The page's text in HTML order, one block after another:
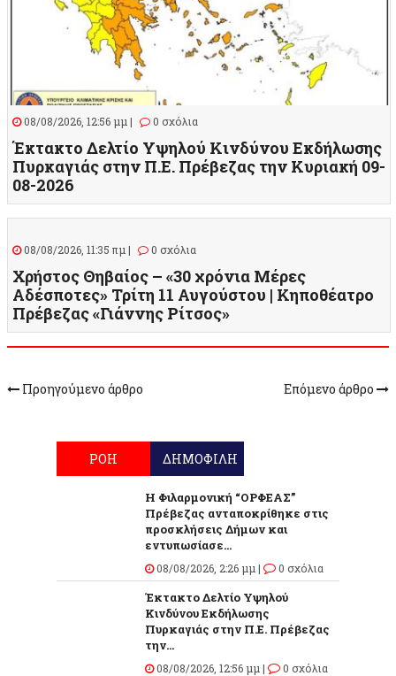
08/08/2026, 12:56 μμ | 0 σχόλια
Έκτακτο Δελτίο Υψηλού Κινδύνου Εκδήλωσης
Πυρκαγιάς στην Π.Ε. Πρέβεζας την Κυριακή 09-
08-2026
08/08/2026, 11:35 πμ | 0 σχόλια
Χρήστος Θηβαίος – «30 χρόνια Μέρες
Αδέσποτες» Τρίτη 11 Αυγούστου | Κηποθέατρο
Πρέβεζας «Γιάννης Ρίτσος»
Προηγούμενο άρθρο Επόμενο άρθρο
ΡΟΗ ΔΗΜΟΦΙΛΗ
Η Φιλαρμονική “ΟΡΦΕΑΣ”
Πρέβεζας ανταποκρίθηκε στις
προσκλήσεις Δήμων και
εντυπωσίασε...
08/08/2026, 2:26 μμ | 0 σχόλια
Έκτακτο Δελτίο Υψηλού
Κινδύνου Εκδήλωσης
Πυρκαγιάς στην Π.Ε. Πρέβεζας
την...
08/08/2026, 12:56 μμ | 0 σχόλια